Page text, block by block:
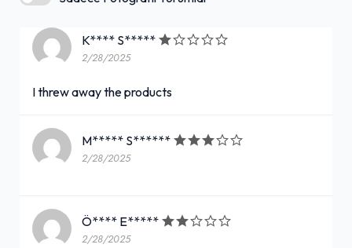
K**** S*****
2/28/2025
I threw away the products
M***** S******
2/28/2025
Ö**** E*****
2/28/2025